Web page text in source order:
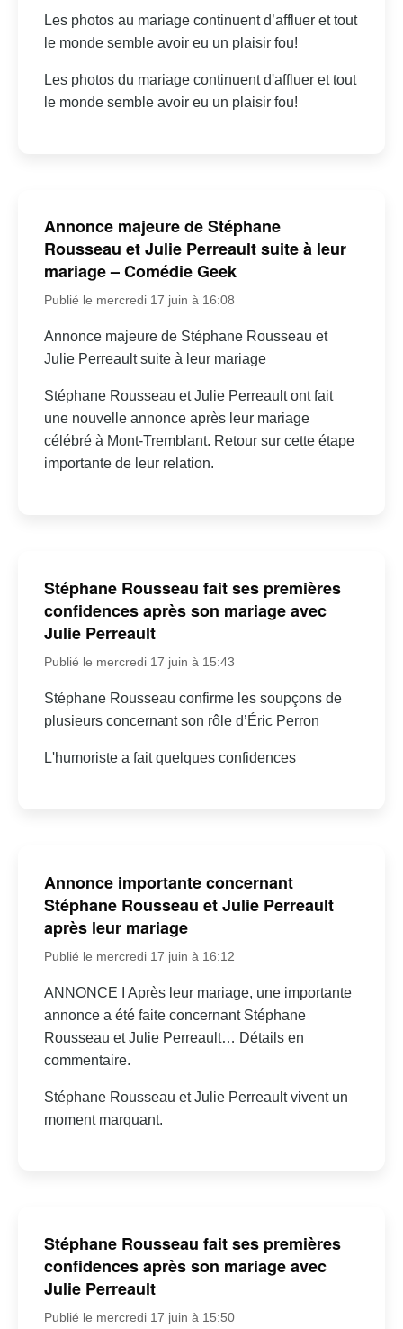
Les photos au mariage continuent d’affluer et tout
le monde semble avoir eu un plaisir fou!
Les photos du mariage continuent d'affluer et tout
le monde semble avoir eu un plaisir fou!
Annonce majeure de Stéphane
Rousseau et Julie Perreault suite à leur
mariage – Comédie Geek
Publié le mercredi 17 juin à 16:08
Annonce majeure de Stéphane Rousseau et
Julie Perreault suite à leur mariage
Stéphane Rousseau et Julie Perreault ont fait
une nouvelle annonce après leur mariage
célébré à Mont-Tremblant. Retour sur cette étape
importante de leur relation.
Stéphane Rousseau fait ses premières
confidences après son mariage avec
Julie Perreault
Publié le mercredi 17 juin à 15:43
Stéphane Rousseau confirme les soupçons de
plusieurs concernant son rôle d’Éric Perron
L'humoriste a fait quelques confidences
Annonce importante concernant
Stéphane Rousseau et Julie Perreault
après leur mariage
Publié le mercredi 17 juin à 16:12
ANNONCE I Après leur mariage, une importante
annonce a été faite concernant Stéphane
Rousseau et Julie Perreault… Détails en
commentaire.
Stéphane Rousseau et Julie Perreault vivent un
moment marquant.
Stéphane Rousseau fait ses premières
confidences après son mariage avec
Julie Perreault
Publié le mercredi 17 juin à 15:50